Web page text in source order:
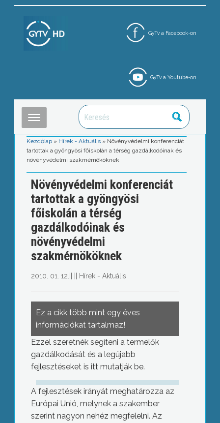
GyTv a Facebook-on
GyTv a Youtube-on
Kezdőlap » Hírek - Aktuális » Növényvédelmi konferenciát
tartottak a gyöngyösi főiskolán a térség gazdálkodóinak és
növényvédelmi szakmérnököknek
Növényvédelmi konferenciát
tartottak a gyöngyösi
főiskolán a térség
gazdálkodóinak és
növényvédelmi
szakmérnököknek
2010. 01. 12. Hírek - Aktuális
Ez a cikk több mint egy éves
információkat tartalmaz!
Ezzel szeretnék segíteni a termelők
gazdálkodását és a legújabb
fejlesztéseket is itt mutatják be.
A fejlesztések irányát meghatározza az
Európai Unió, melynek a szakember
szerint nagyon nehéz megfelelni. Az